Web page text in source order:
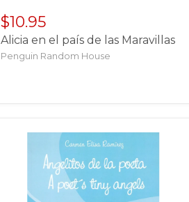
$10.95
Alicia en el país de las Maravillas
Penguin Random House